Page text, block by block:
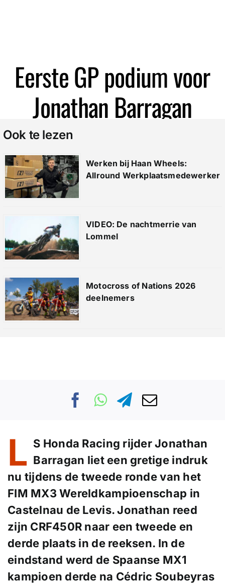
Eerste GP podium voor
Jonathan Barragan
Ook te lezen
Werken bij Haan Wheels:
Allround Werkplaatsmedewerker
VIDEO: De nachtmerrie van
Lommel
Motocross of Nations 2026
deelnemers
L S Honda Racing rijder Jonathan
Barragan liet een gretige indruk
nu tijdens de tweede ronde van het
FIM MX3 Wereldkampioenschap in
Castelnau de Levis. Jonathan reed
zijn CRF450R naar een tweede en
derde plaats in de reeksen. In de
eindstand werd de Spaanse MX1
kampioen derde na Cédric Soubeyras